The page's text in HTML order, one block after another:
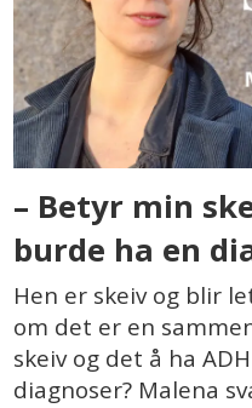
– Betyr min
burde ha en
Hen er skeiv og blir
om det er en
skeiv og det å ha
diagnoser? Malena